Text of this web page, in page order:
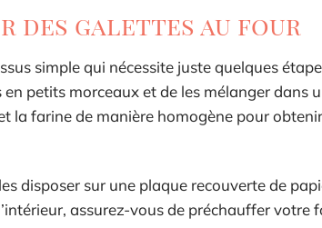
des galettes au four
simple qui nécessite juste quelques
petits morceaux et de les mélanger dans
la farine de manière homogène pour
disposer sur une plaque recouverte de
assurez-vous de préchauffer votre